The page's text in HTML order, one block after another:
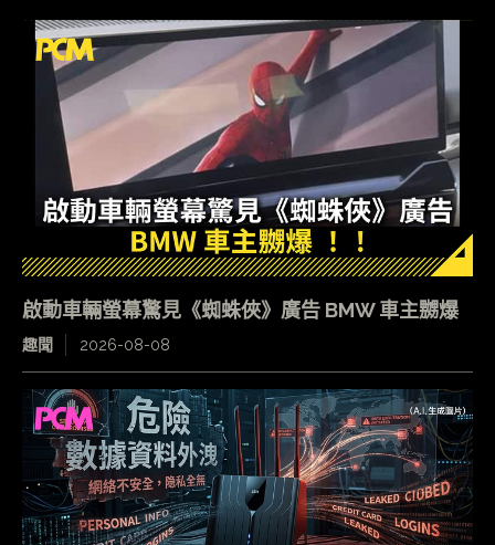
啟動車輛螢幕驚見《蜘蛛俠》廣告 BMW 車主嬲爆
趣聞 2026-08-08